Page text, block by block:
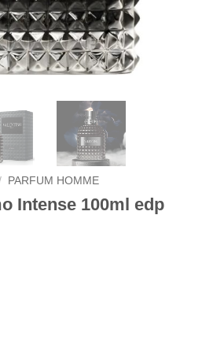
PARFUM HOMME
Intense 100ml edp